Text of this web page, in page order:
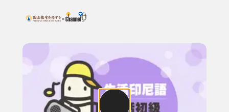
上方功能區塊
搜尋關鍵字：可輸入節目名稱、主持人或關鍵字